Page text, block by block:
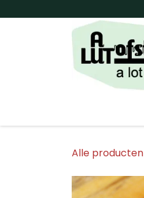
Alle producten